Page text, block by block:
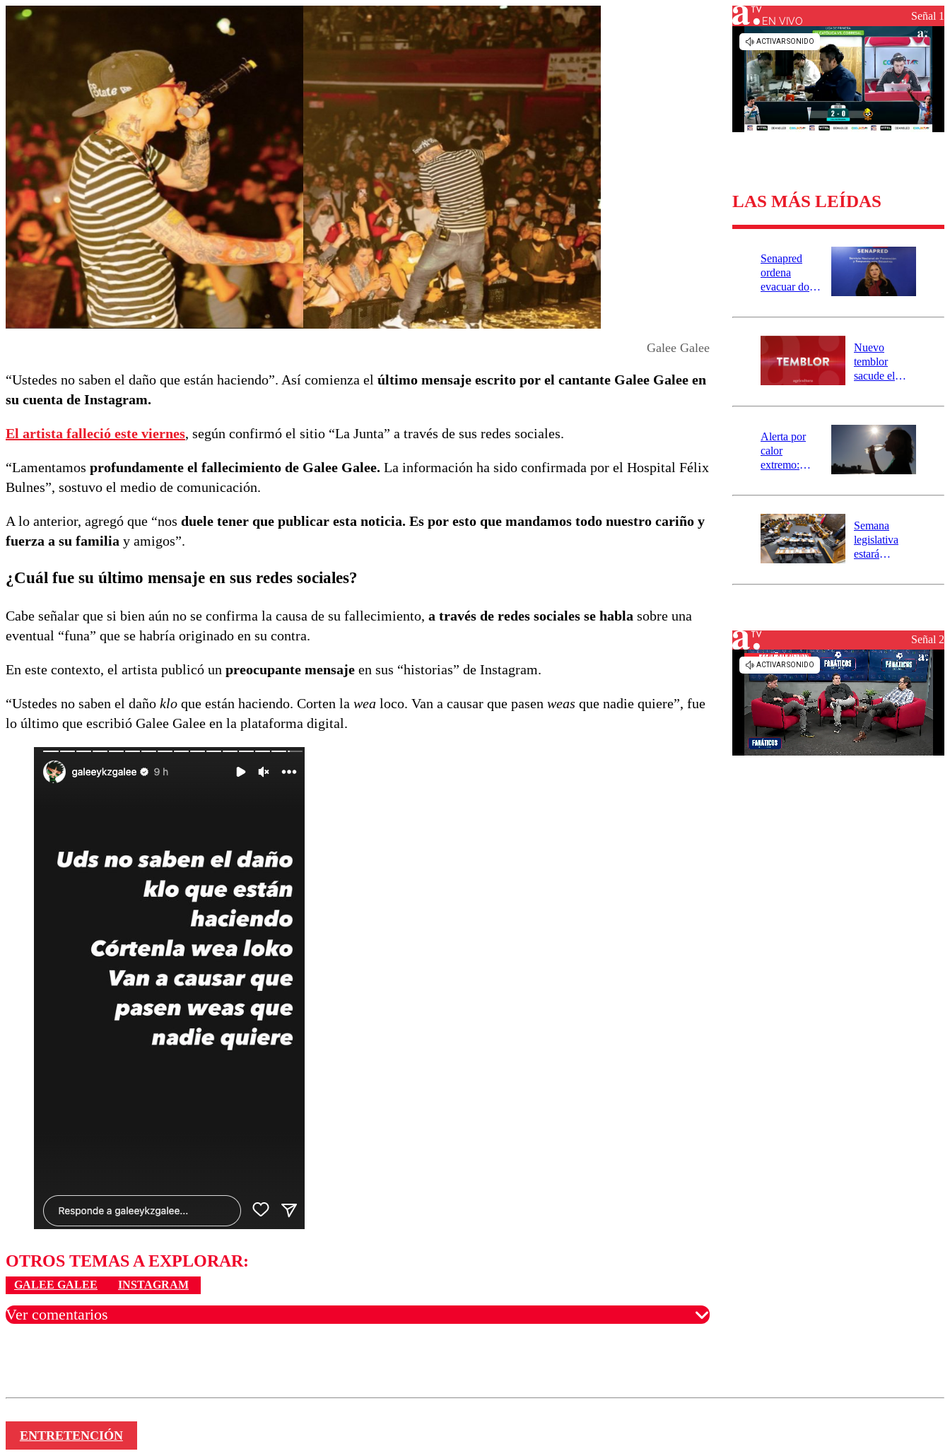
Universidad de Chile
Sustentabilidad
Galee Galee
“Ustedes no saben el daño que están haciendo”. Así comienza el último mensaje escrito por el cantante Galee Galee en
su cuenta de Instagram.
El artista falleció este viernes, según confirmó el sitio “La Junta” a través de sus redes sociales.
“Lamentamos profundamente el fallecimiento de Galee Galee. La información ha sido confirmada por el Hospital Félix
Bulnes”, sostuvo el medio de comunicación.
A lo anterior, agregó que “nos duele tener que publicar esta noticia. Es por esto que mandamos todo nuestro cariño y
fuerza a su familia y amigos”.
¿Cuál fue su último mensaje en sus redes sociales?
Cabe señalar que si bien aún no se confirma la causa de su fallecimiento, a través de redes sociales se habla sobre una
eventual “funa” que se habría originado en su contra.
En este contexto, el artista publicó un preocupante mensaje en sus “historias” de Instagram.
“Ustedes no saben el daño klo que están haciendo. Corten la wea loco. Van a causar que pasen weas que nadie quiere”, fue
lo último que escribió Galee Galee en la plataforma digital.
OTROS TEMAS A EXPLORAR:
GALEE GALEE INSTAGRAM
Ver comentarios
EN VIVO Señal 1
LAS MÁS LEÍDAS
Senapred
ordena
evacuar dos
Carahue por
río Damas:
activa
mensajería
SAE
Nuevo
temblor
sacude el
revisa la
epicentro
Alerta por
calor
extremo:
activa Alerta
Preventiva en
tres comunas
Semana
legislativa
estará
el fin de la
reconstrucciónSeñal 2
ENTRETENCIÓN